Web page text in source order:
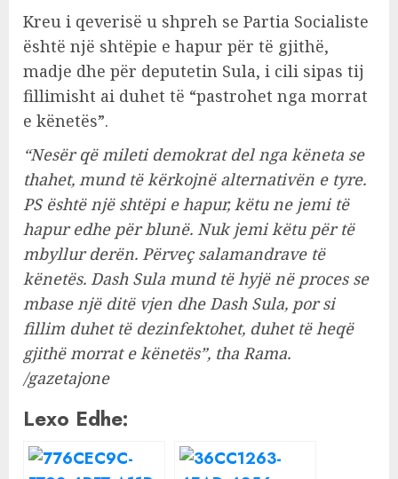
Kreu i qeverisë u shpreh se Partia Socialiste
është një shtëpie e hapur për të gjithë,
madje dhe për deputetin Sula, i cili sipas tij
fillimisht ai duhet të “pastrohet nga morrat
e kënetës”.
“Nesër që mileti demokrat del nga këneta se
thahet, mund të kërkojnë alternativën e tyre.
PS është një shtëpi e hapur, këtu ne jemi të
hapur edhe për blunë. Nuk jemi këtu për të
mbyllur derën. Përveç salamandrave të
kënetës. Dash Sula mund të hyjë në proces se
mbase një ditë vjen dhe Dash Sula, por si
fillim duhet të dezinfektohet, duhet të heqë
gjithë morrat e kënetës”, tha Rama.
/gazetajone
Lexo Edhe: